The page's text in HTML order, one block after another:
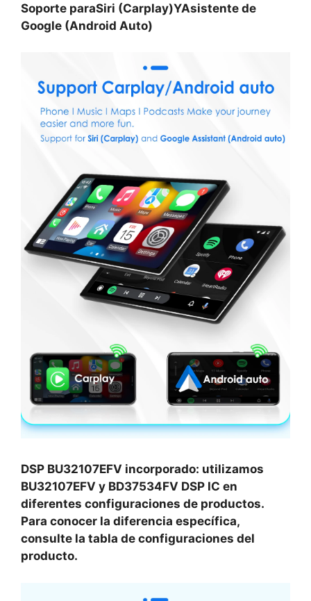
Soporte paraSiri (Carplay)YAsistente de
Google (Android Auto)
DSP BU32107EFV incorporado: utilizamos
BU32107EFV y BD37534FV DSP IC en
diferentes configuraciones de productos.
Para conocer la diferencia específica,
consulte la tabla de configuraciones del
producto.